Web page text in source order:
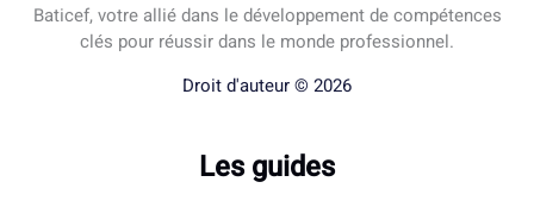
Baticef, votre allié dans le développement de compétences
clés pour réussir dans le monde professionnel.
Droit d'auteur © 2026
Les guides